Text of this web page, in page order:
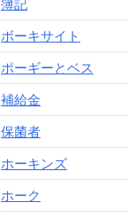
簿記
ボーキサイト
ポーギーとベス
補給金
保菌者
ホーキンズ
ホーク